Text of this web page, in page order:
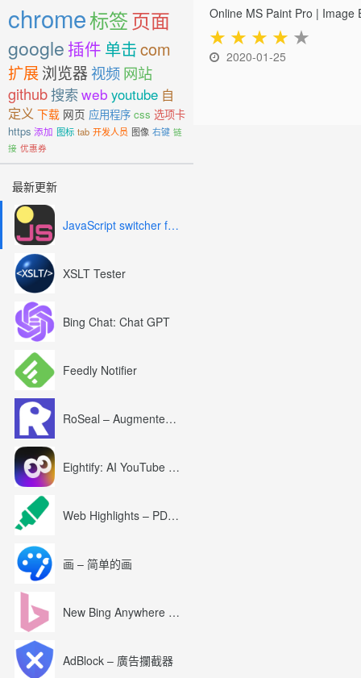
chrome标签页面
google 插件 单击com
扩展浏览器 视频网站
github搜索web youtube 自
定义 下载 网页 应用程序 css 选项卡
https 添加 图标 tab 开发人员 图像 右键 链
接 优惠券
最新更新
JavaScript switcher for SEO and development
XSLT Tester
Bing Chat: Chat GPT
Feedly Notifier
RoSeal – Augmented Roblox Experience
Eightify: AI YouTube Summary with ChatGPT
Web Highlights – PDF & Web Highlighter
画 – 简单的画
New Bing Anywhere (Bing Chat GPT-4)
AdBlock – 廣告攔截器
★ ★ ★ ★ ★
2020-01-25